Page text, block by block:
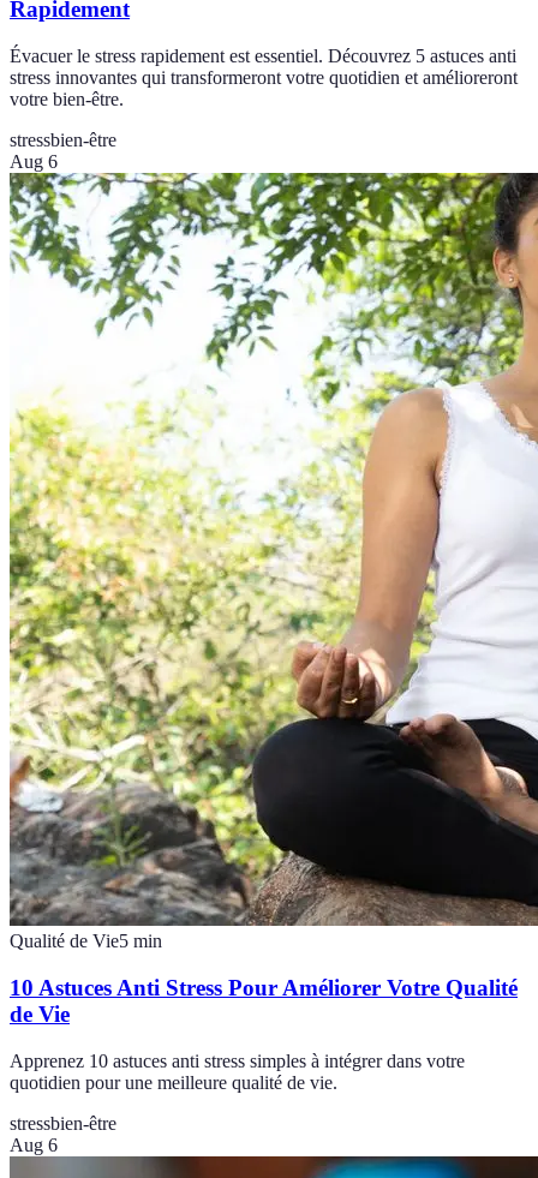
Rapidement
Évacuer le stress rapidement est essentiel. Découvrez 5 astuces anti
stress innovantes qui transformeront votre quotidien et amélioreront
votre bien-être.
stressbien-être
Aug 6
Qualité de Vie5 min
10 Astuces Anti Stress Pour Améliorer Votre Qualité
de Vie
Apprenez 10 astuces anti stress simples à intégrer dans votre
quotidien pour une meilleure qualité de vie.
stressbien-être
Aug 6